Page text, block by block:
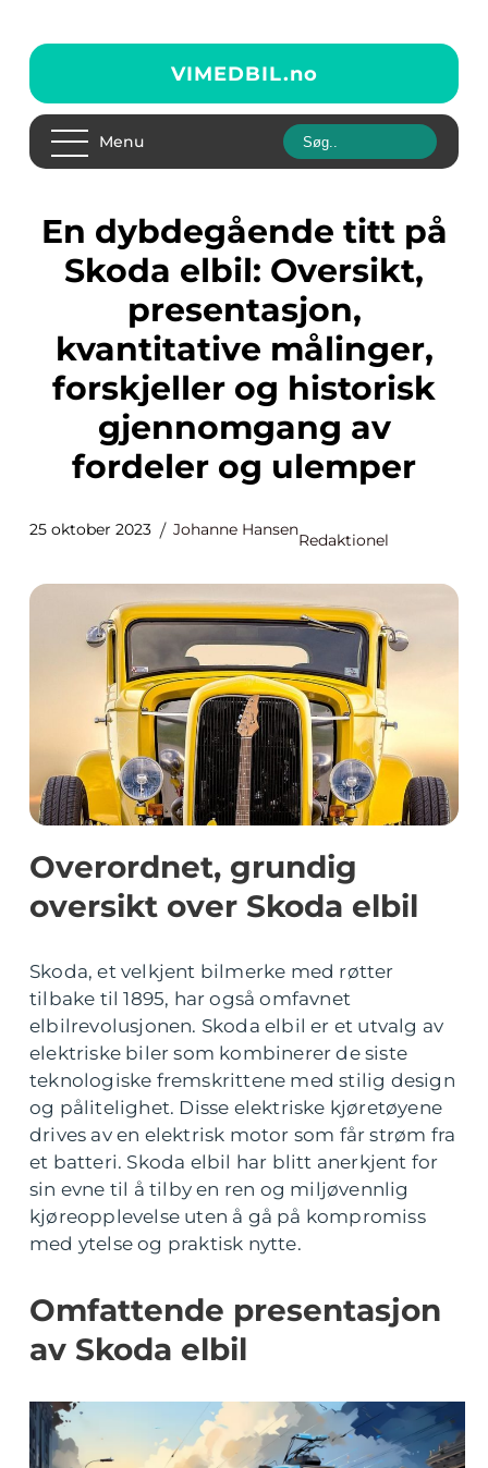
VIMEDBIL.no
Menu
En dybdegående titt på
Skoda elbil: Oversikt,
presentasjon,
kvantitative målinger,
forskjeller og historisk
gjennomgang av
fordeler og ulemper
25 oktober 2023 Johanne Hansen
Redaktionel
Overordnet, grundig
oversikt over Skoda elbil
Skoda, et velkjent bilmerke med røtter
tilbake til 1895, har også omfavnet
elbilrevolusjonen. Skoda elbil er et utvalg av
elektriske biler som kombinerer de siste
teknologiske fremskrittene med stilig design
og pålitelighet. Disse elektriske kjøretøyene
drives av en elektrisk motor som får strøm fra
et batteri. Skoda elbil har blitt anerkjent for
sin evne til å tilby en ren og miljøvennlig
kjøreopplevelse uten å gå på kompromiss
med ytelse og praktisk nytte.
Omfattende presentasjon
av Skoda elbil